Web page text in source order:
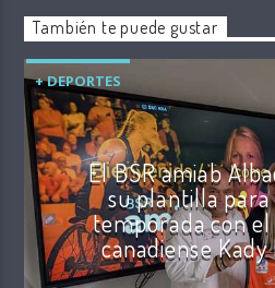
También te puede gustar
+ DEPORTES
El BSR amiab
su plantilla
temporada con
canadiense